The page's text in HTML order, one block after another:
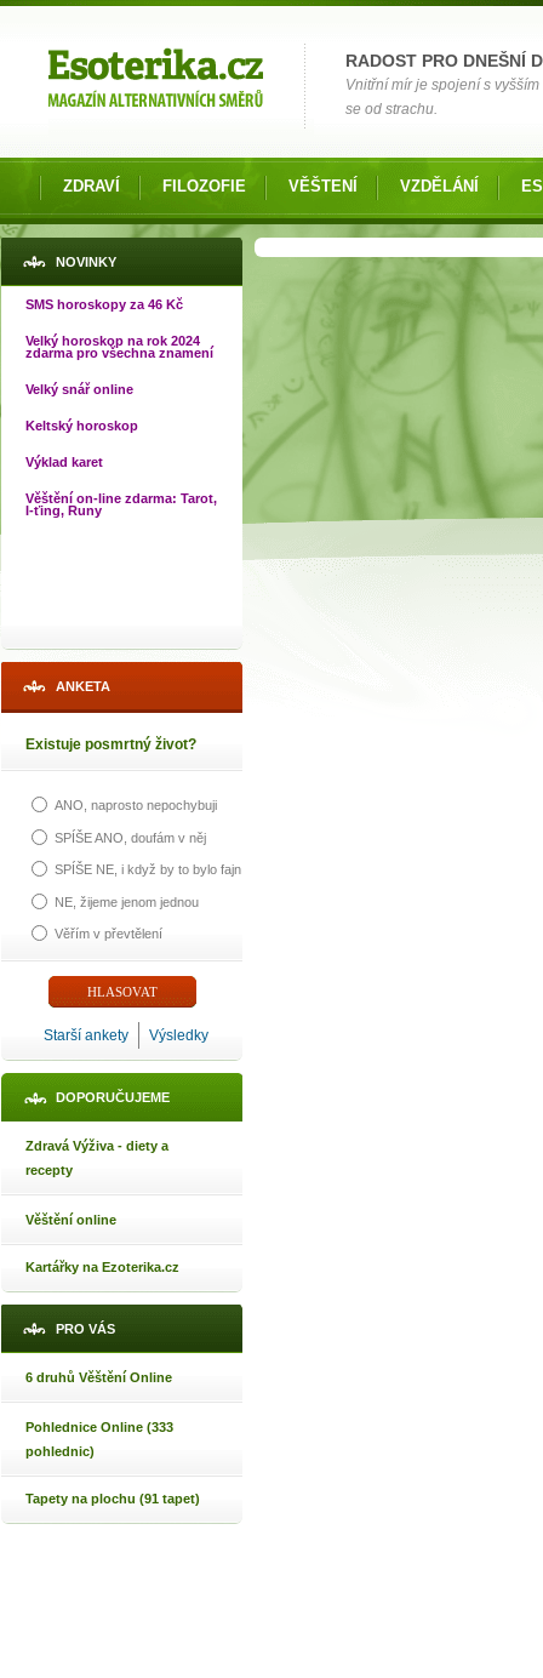
RADOST PRO DNEŠNÍ
Vnitřní mír je spojení s
se od strachu.
ZDRAVÍ FILOZOFIE VĚŠTENÍ VZDĚLÁNÍ
NOVINKY
SMS horoskopy za 46 Kč
Velký horoskop na rok 2024
zdarma pro všechna znamení
Velký snář online
Keltský horoskop
Výklad karet
Věštění on-line zdarma: Tarot,
I-ťing, Runy
ANKETA
Existuje posmrtný život?
ANO, naprosto nepochybuji
SPÍŠE ANO, doufám v něj
SPÍŠE NE, i když by to bylo fajn
NE, žijeme jenom jednou
Věřím v převtělení
Starší ankety Výsledky
DOPORUČUJEME
Zdravá Výživa - diety a
recepty
Věštění online
Kartářky na Ezoterika.cz
PRO VÁS
6 druhů Věštění Online
Pohlednice Online (333
pohlednic)
Tapety na plochu (91 tapet)
Jste zde